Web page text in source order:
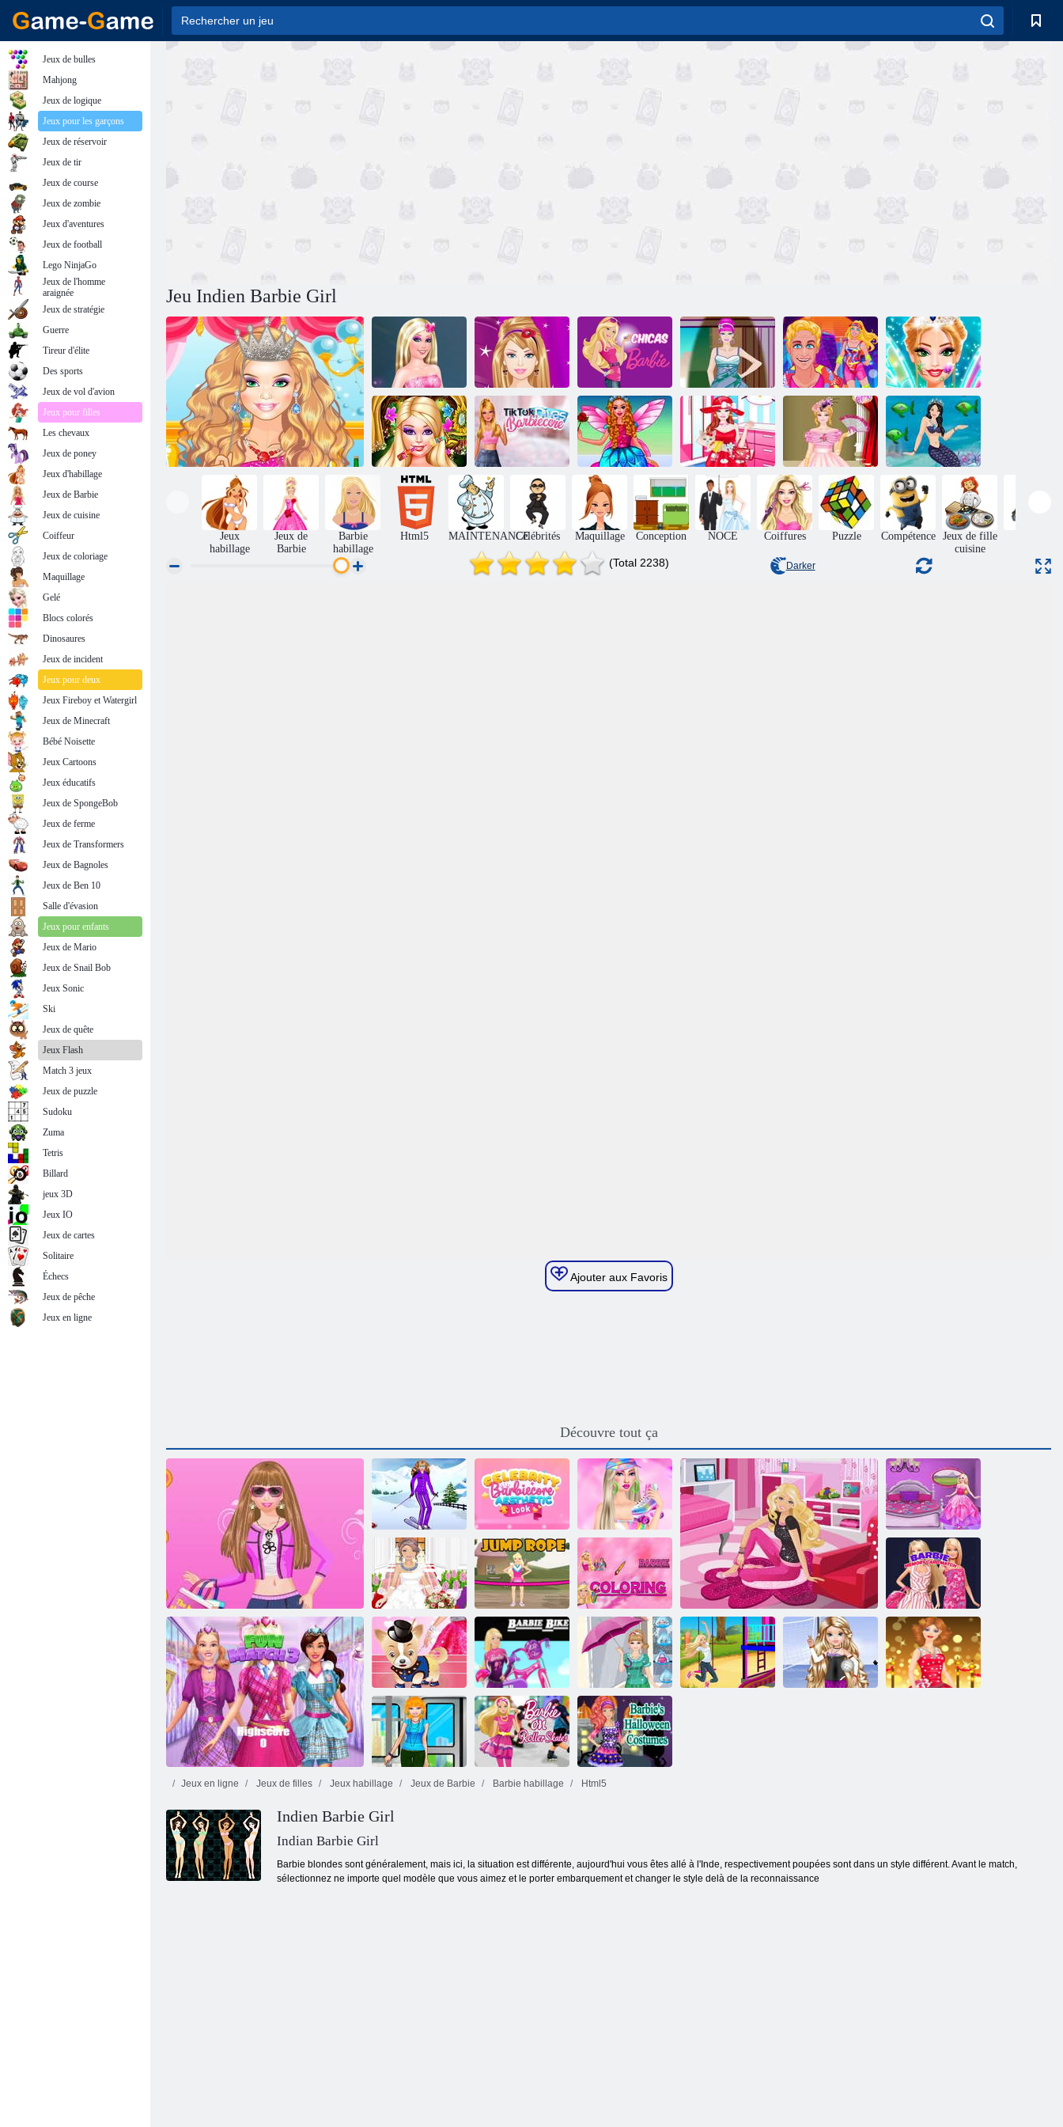
Jeu Indien Barbie Girl
Barbie Princesse
Habillage
Fête d'habillage
de Barbie
Chicas Barbie
Barbie élégante
robe
Blondie
recharger
Fête des fées de
Barbara et ses
amis
Le style féerique
de Barbie
Tiktok Divas
Barbiecore
Barbie Ange
Habille
Barbie avec
minou
Habillage Barbie
Vintage
Habillage Barbie
Sirène
Jeux
habillage
Jeux de
Barbie
Barbie
habillage
Html5 MAINTENANCECélébrités Maquillage Conception NOCE Coiffures Puzzle Compétence
Jeux de fille
cuisine
(Total 2238) Darker
Ajouter aux Favoris
Découvre tout ça
Robe de magasinage Barbie
Robe de planche
à neige Barbie
Look esthétique
Barbiecore de
célébrité
Barbiecore
Barbie Chambre
Décorer
Barbie robe de
mariée
Corde à sauter
Barbie
Barbie Coloriage
Match de carte
mémoire Barbie
Habillage de
chien de Barbie
Barbie Motard
Barbie jour de
pluie
Barbie dans le
Jeux en ligne Jeux de filles Jeux habillage Jeux de Barbie Barbie habillage Html5
Indien Barbie Girl
Indian Barbie Girl
Barbie blondes sont généralement, mais ici, la situation est différente, aujourd'hui vous êtes allé à l'Inde, respectivement poupées sont dans un style différent. Avant le match,
sélectionnez ne importe quel modèle que vous aimez et le porter embarquement et changer le style delà de la reconnaissance
Jeux de bulles
Mahjong
Jeux de logique
Jeux pour les garçons
Jeux de réservoir
Jeux de tir
Jeux de course
Jeux de zombie
Jeux d'aventures
Jeux de football
Lego NinjaGo
Jeux de l'homme
araignée
Jeux de stratégie
Guerre
Tireur d'élite
Des sports
Jeux de vol d'avion
Jeux pour filles
Les chevaux
Jeux de poney
Jeux d'habillage
Jeux de Barbie
Jeux de cuisine
Coiffeur
Jeux de coloriage
Maquillage
Gelé
Blocs colorés
Dinosaures
Jeux de incident
Jeux pour deux
Jeux Fireboy et Watergirl
Jeux de Minecraft
Bébé Noisette
Jeux Cartoons
Jeux éducatifs
Jeux de SpongeBob
Jeux de ferme
Jeux de Transformers
Jeux de Bagnoles
Jeux de Ben 10
Salle d'évasion
Jeux pour enfants
Jeux de Mario
Jeux de Snail Bob
Jeux Sonic
Ski
Jeux de quête
Jeux Flash
Match 3 jeux
Jeux de puzzle
Sudoku
Zuma
Tetris
Billard
jeux 3D
Jeux IO
Jeux de cartes
Solitaire
Échecs
Jeux de pêche
Jeux en ligne